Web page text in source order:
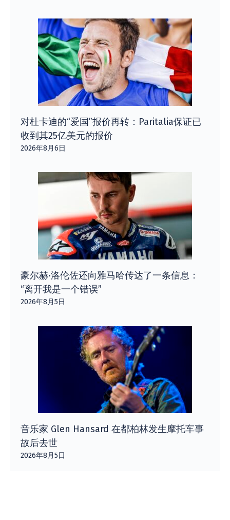
对杜卡迪的“爱国”报价再转：Paritalia保证已
收到其25亿美元的报价
2026年8月6日
豪尔赫·洛伦佐还向雅马哈传达了一条信息：
“离开我是一个错误”
2026年8月5日
音乐家 Glen Hansard 在都柏林发生摩托车事
故后去世
2026年8月5日